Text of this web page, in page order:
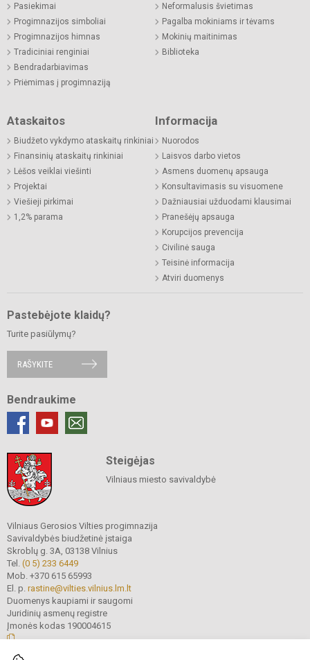
Pasiekimai
Progimnazijos simboliai
Progimnazijos himnas
Tradiciniai renginiai
Bendradarbiavimas
Priėmimas į progimnaziją
Neformalusis švietimas
Pagalba mokiniams ir tėvams
Mokinių maitinimas
Biblioteka
Ataskaitos
Biudžeto vykdymo ataskaitų rinkiniai
Finansinių ataskaitų rinkiniai
Lėšos veiklai viešinti
Projektai
Viešieji pirkimai
1,2% parama
Informacija
Nuorodos
Laisvos darbo vietos
Asmens duomenų apsauga
Konsultavimasis su visuomene
Dažniausiai užduodami klausimai
Pranešėjų apsauga
Korupcijos prevencija
Civilinė sauga
Teisinė informacija
Atviri duomenys
Pastebėjote klaidų?
Turite pasiūlymų?
RAŠYKITE
Bendraukime
Steigėjas
Vilniaus miesto savivaldybė
Vilniaus Gerosios Vilties progimnazija
Savivaldybės biudžetinė įstaiga
Skroblų g. 3A, 03138 Vilnius
Tel. (0 5) 233 6449
Mob. +370 615 65993
El. p. rastine@vilties.vilnius.lm.lt
Duomenys kaupiami ir saugomi
Juridinių asmenų registre
Įmonės kodas 190004615